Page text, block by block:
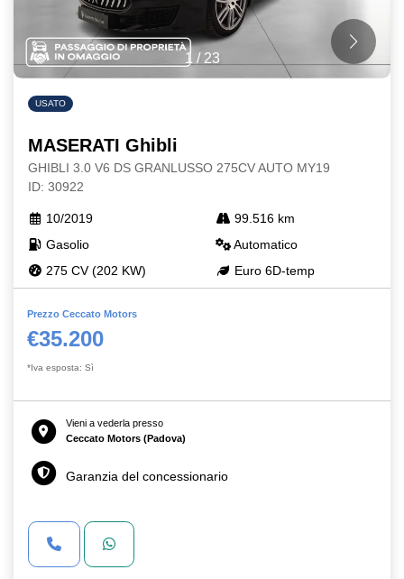
1 / 23
USATO
MASERATI Ghibli
GHIBLI 3.0 V6 DS GRANLUSSO 275CV AUTO MY19
ID: 30922
10/2019
99.516 km
Gasolio
Automatico
275 CV (202 KW)
Euro 6D-temp
Prezzo Ceccato Motors
€35.200
*Iva esposta: Sì
Vieni a vederla presso
Ceccato Motors (Padova)
Garanzia del concessionario